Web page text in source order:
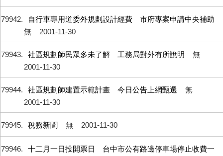
79942
自行車專用道委外規劃設計經費 市府專案申請中央補助
無
2001-11-30
79943 社區規劃師民眾多未了解 工務局對外有所說明
無
2001-11-30
79944 社區規劃師建置示範計畫 今日公告上網甄選
無
2001-11-30
79945 稅務新聞 無 2001-11-30
79946
十二月一日投開票日 台中市公有路邊停車場停止收費一